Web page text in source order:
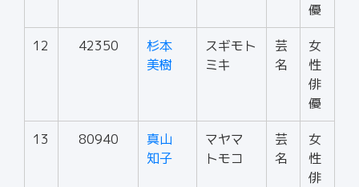
優
12 42350
杉本
美樹
スギモト
ミキ
芸
名
女
性
俳
優
13 80940
真山
知子
マヤマ
トモコ
芸
名
女
性
俳